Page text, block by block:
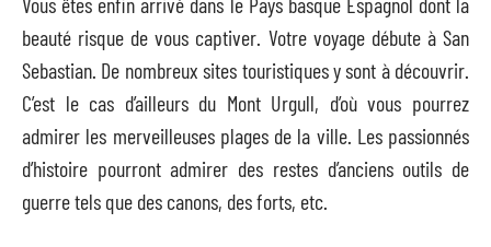
beauté risque de vous captiver. Votre voyage débute à San
Sebastian. De nombreux sites touristiques y sont à découvrir.
C’est le cas d’ailleurs du Mont Urgull, d’où vous pourrez
admirer les merveilleuses plages de la ville. Les passionnés
d’histoire pourront admirer des restes d’anciens outils de
guerre tels que des canons, des forts, etc.